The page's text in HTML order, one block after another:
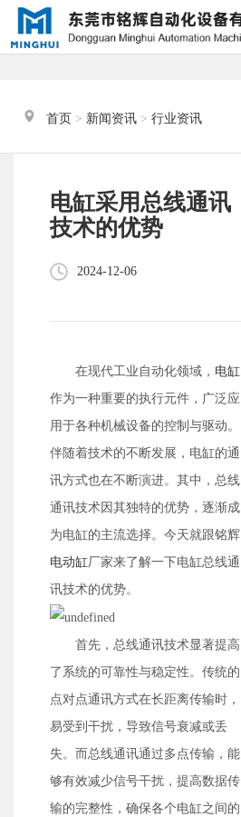
首页 > 新闻资讯 > 行业资讯
电缸采用总线通讯
技术的优势
2024-12-06
在现代工业自动化领域， 电缸
作为一种重要的执行元件，广泛应
用于各种机械设备的控制与驱动。
伴随着技术的不断发展，电缸的通
讯方式也在不断演进。其中，总线
通讯技术因其独特的优势，逐渐成
为电缸的主流选择。今天就跟铭辉
电动缸厂家来了解一下电缸总线通
讯技术的优势。
首先，总线通讯技术显著提高
了系统的可靠性与稳定性。传统的
点对点通讯方式在长距离传输时，
易受到干扰，导致信号衰减或丢
失。而总线通讯通过多点传输，能
够有效减少信号干扰，提高数据传
输的完整性，确保各个电缸之间的
您好，我是电缸小助手，很高兴为
您服务
常见问题
器
2.铭辉电动缸型号参数表
料